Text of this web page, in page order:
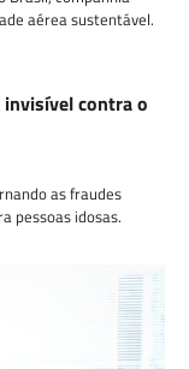
aérea sustentável.
invisível contra o
as fraudes
pessoas idosas.